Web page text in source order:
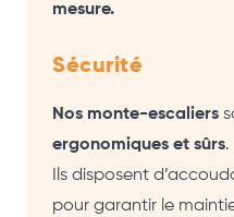
mesure.
Sécurité
Nos monte-escaliers
ergonomiques et sûrs.
Ils disposent
pour garantir le